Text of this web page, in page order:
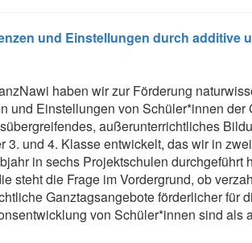
und Einstellungen durch additive
haben wir zur Förderung
und Einstellungen von Schüler*innen der
außerunterrichtliches
3. und 4. Klasse entwickelt, das wir in
in sechs Projektschulen durchgeführt
steht die Frage im Vordergrund, ob
Ganztagsangebote förderlicher für
von Schüler*innen sind als